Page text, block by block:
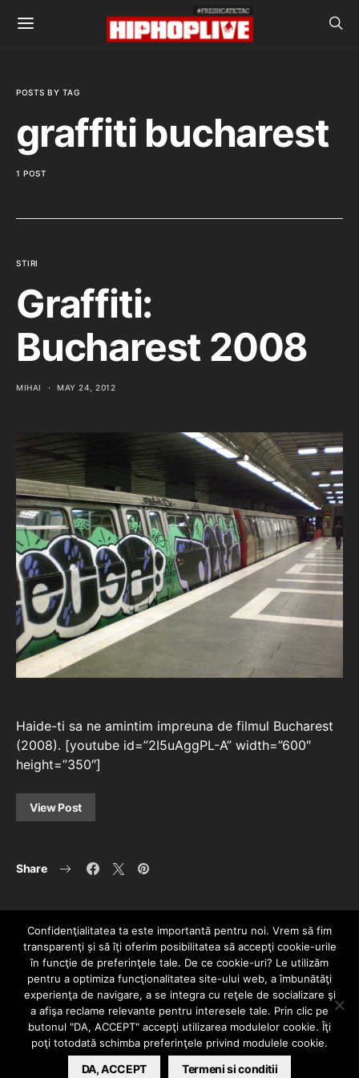
POSTS BY TAG
graffiti bucharest
1 POST
STIRI
Graffiti:
Bucharest 2008
MIHAI MAY 24, 2012
Haide-ti sa ne amintim impreuna de filmul Bucharest
(2008). [youtube id=”2I5uAggPL-A” width=”600″
height=”350″]
View Post
Share
HOME CONTACT POLITICĂ DE CONFIDENȚIALITATE
Since 2005 | Copyright by HIPHOPLIVE
ENTERTAINMENT SRL
Confidenţialitatea ta este importantă pentru noi. Vrem să fim
transparenţi și să îţi oferim posibilitatea să accepţi cookie-urile
în funcţie de preferinţele tale. De ce cookie-uri? Le utilizăm
pentru a optimiza funcţionalitatea site-ului web, a îmbunătăţi
experienţa de navigare, a se integra cu reţele de socializare şi
a afişa reclame relevante pentru interesele tale. Prin clic pe
butonul "DA, ACCEPT" accepţi utilizarea modulelor cookie. Îţi
poţi totodată schimba preferinţele privind modulele cookie.
DA, ACCEPT Termeni si conditii